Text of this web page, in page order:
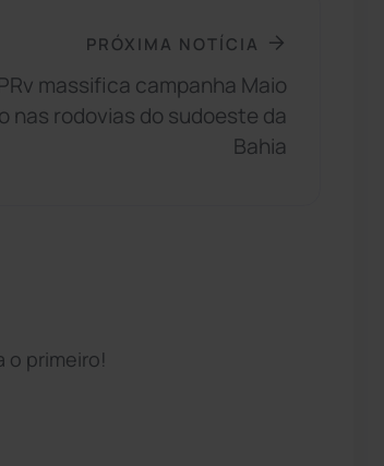
PRÓXIMA NOTÍCIA
massifica campanha Maio
nas rodovias do sudoeste da
Bahia
o primeiro!